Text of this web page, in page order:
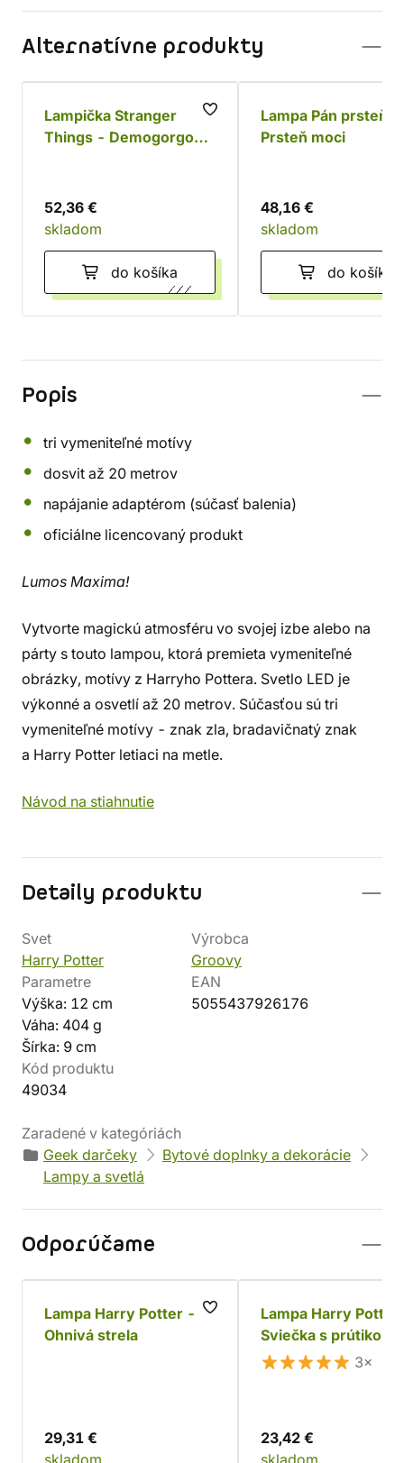
Alternatívne produkty
Lampička Stranger
Things - Demogorgon
52,36 €
skladom
do košíka
Lampa Pán
Prsteň moci
48,16 €
skladom
do košíka
Popis
tri vymeniteľné motívy
dosvit až 20 metrov
napájanie adaptérom (súčasť balenia)
oficiálne licencovaný produkt
Lumos Maxima!
Vytvorte magickú atmosféru vo svojej izbe alebo na
párty s touto lampou, ktorá premieta vymeniteľné
obrázky, motívy z Harryho Pottera. Svetlo LED je
výkonné a osvetlí až 20 metrov. Súčasťou sú tri
vymeniteľné motívy - znak zla, bradavičnatý znak
a Harry Potter letiaci na metle.
Návod na stiahnutie
Detaily produktu
Svet
Harry Potter
Výrobca
Groovy
Parametre
Výška: 12 cm
Váha: 404 g
Šírka: 9 cm
EAN
5055437926176
Kód produktu
49034
Zaradené v kategóriách
Geek darčeky
Bytové doplnky a dekorácie
Lampy a svetlá
Odporúčame
Lampa Harry Potter -
Ohnivá strela
29,31 €
skladom
Lampa Harry
Sviečka s prútikom
3×
23,42 €
skladom